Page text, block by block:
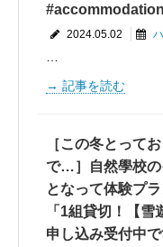
2024.05.02
記事を読む
［この冬とって
で…］自然學校の
となって体験プ
「1組貸切！【
申し込み受付中